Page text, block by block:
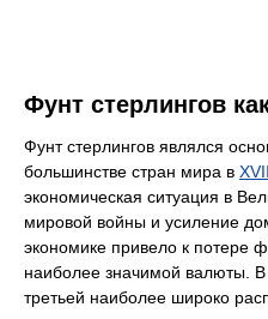
Фунт стерлингов
Фунт стерлингов являлся
большинстве стран мира в
экономическая ситуация в
мировой войны и усиление
экономике привело к потере
наиболее значимой валюты.
третьей наиболее широко